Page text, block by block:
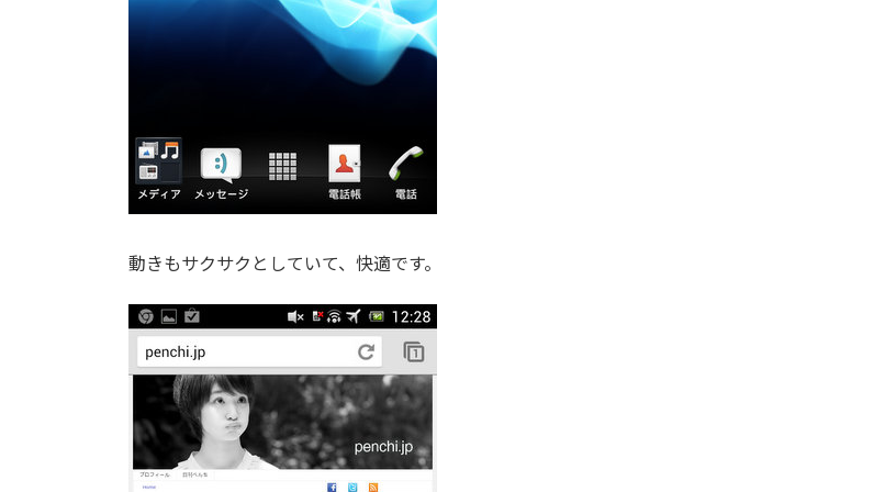
動きもサクサクとしていて、快適です。